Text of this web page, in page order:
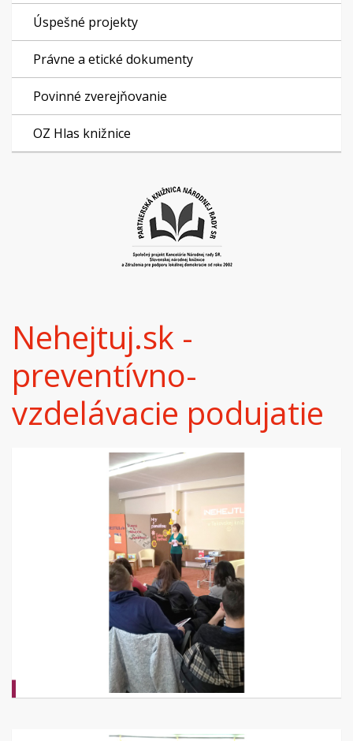
Úspešné projekty
Právne a etické dokumenty
Povinné zverejňovanie
OZ Hlas knižnice
Nehejtuj.sk -
preventívno-
vzdelávacie podujatie